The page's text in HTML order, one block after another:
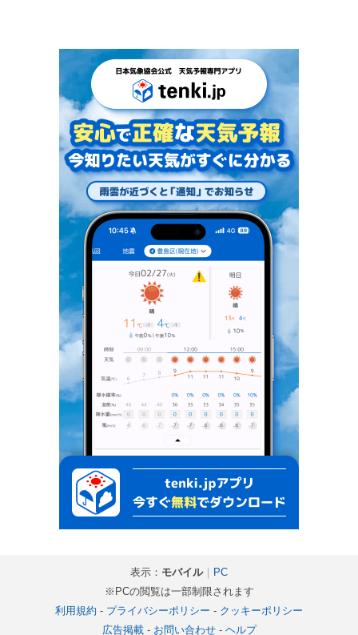
表示： モバイル｜ PC
※PCの閲覧は一部制限されます
利用規約 - プライバシーポリシー - クッキーポリシー
広告掲載- お問い合わせ- ヘルプ